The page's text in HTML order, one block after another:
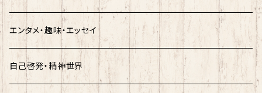
エンタメ・趣味・エッセイ
自己啓発・精神世界